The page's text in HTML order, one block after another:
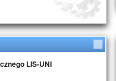
LIS-UNI